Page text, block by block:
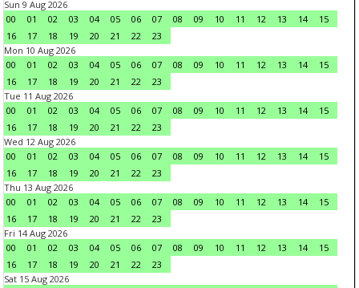
Sun 9 Aug 2026
00
01 02 03 04 05 06 07 08 09 10 11 12 13 14
15
16
17 18 19 20 21 22
23
Mon 10 Aug 2026
00
01 02 03 04 05 06 07 08 09 10 11 12 13 14
15
16
17 18 19 20 21 22
23
Tue 11 Aug 2026
00
01 02 03 04 05 06 07 08 09 10 11 12 13 14
15
16
17 18 19 20 21 22
23
Wed 12 Aug 2026
00
01 02 03 04 05 06 07 08 09 10 11 12 13 14
15
16
17 18 19 20 21 22
23
Thu 13 Aug 2026
00
01 02 03 04 05 06 07 08 09 10 11 12 13 14
15
16
17 18 19 20 21 22
23
Fri 14 Aug 2026
00
01 02 03 04 05 06 07 08 09 10 11 12 13 14
15
16
17 18 19 20 21 22
23
Sat 15 Aug 2026